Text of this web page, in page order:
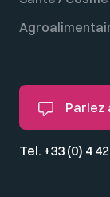
Parlez
Tel. +33 (0) 4